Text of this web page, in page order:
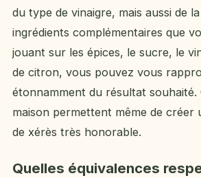
du type de vinaigre, mais aussi de
ingrédients complémentaires que
jouant sur les épices, le sucre, le
de citron, vous pouvez vous
étonnamment du résultat souhaité.
maison permettent même de créer
de xérès très honorable.
Quelles équivalences